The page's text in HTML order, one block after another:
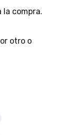
compra.
otro o